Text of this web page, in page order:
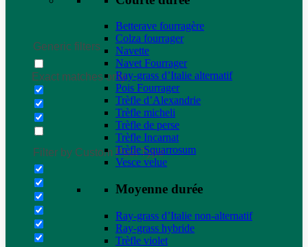
Generic filters
Exact matches only
Filter by Custom Post Type
Betterave fourragère
Colza fourrager
Navette
Navet Fourrager
Ray-grass d’Italie alternatif
Pois Fourrager
Trèfle d’Alexandrie
Trèfle micheli
Trèfle de perse
Trèfle Incarnat
Trèfle Squarrosum
Vesce velue
Moyenne durée
Ray-grass d’Italie non-alternatif
Ray-grass hybride
Trèfle violet